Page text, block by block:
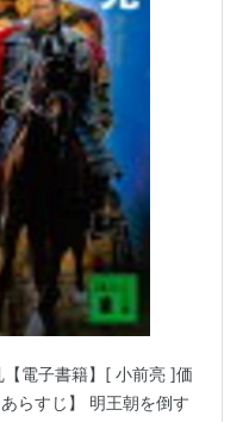
電子書籍】[ 小前亮 ]価
らすじ】 明王朝を倒す